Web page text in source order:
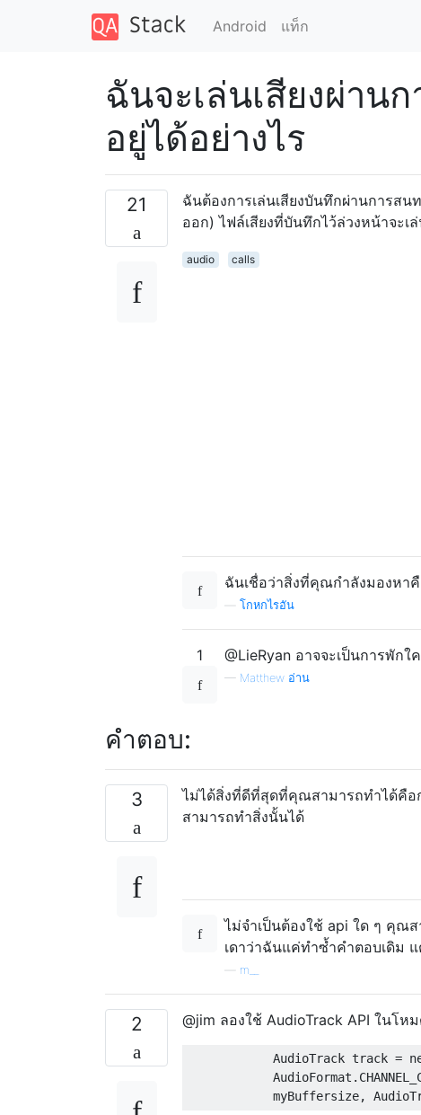
Android แท็ก
ฉันจะเล่นเสียงผ่าน
อยู่ได้อย่างไร
21
ฉันต้องการเล่นเสียงบันทึกผ่านการส
ออก) ไฟล์เสียงที่บันทึกไว้ล่วงหน้าจะ
audio calls
ฉันเชื่อว่าสิ่งที่คุณกำลังมองหาคื
โกหกไรอัน
1 @LieRyan อาจจะเป็นการพัก
— Matthew อ่าน
คำตอบ:
3
ไม่ได้สิ่งที่ดีที่สุดที่คุณสามารถทำได้คือ
สามารถทำสิ่งนั้นได้
ไม่จำเป็นต้องใช้ api ใด ๆ คุณ
เดาว่าฉันแค่ทำซ้ำคำตอบเดิม
m__
2 @jim ลองใช้ AudioTrack API ในโห
AudioTrack track =